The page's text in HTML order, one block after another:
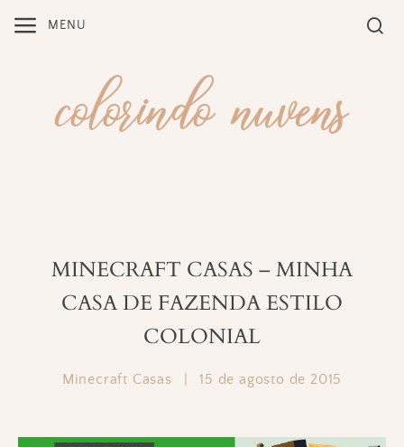
MENU
MINECRAFT CASAS – MINHA
CASA DE FAZENDA ESTILO
COLONIAL
Minecraft Casas 15 de agosto de 2015